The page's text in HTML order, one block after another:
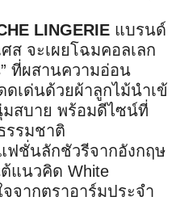
LINGERIEแบรนด์
ศส จะเผยโฉมคอลเลก
” ที่ผสานความอ่อน
ดเด่นด้วยผ้าลูกไม้นำเข้
มสบาย พร้อมดีไซน์ที่
รรมชาติ
ชั่นลักชัวรีจากอังกฤษ
แนวคิด White
จากตราอาร์มประจำ